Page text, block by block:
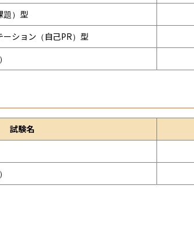
題）型
ション（自己PR）型
試験名